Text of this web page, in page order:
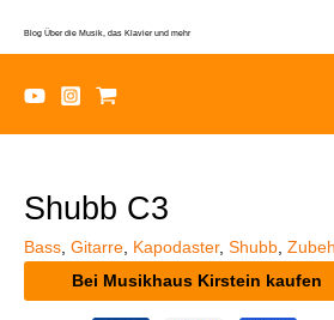
Blog Über die Musik, das Klavier und mehr
Shubb C3
Bass Gitarre Kapodaster, Shubb
Bei Musikhaus Kirstein kaufen